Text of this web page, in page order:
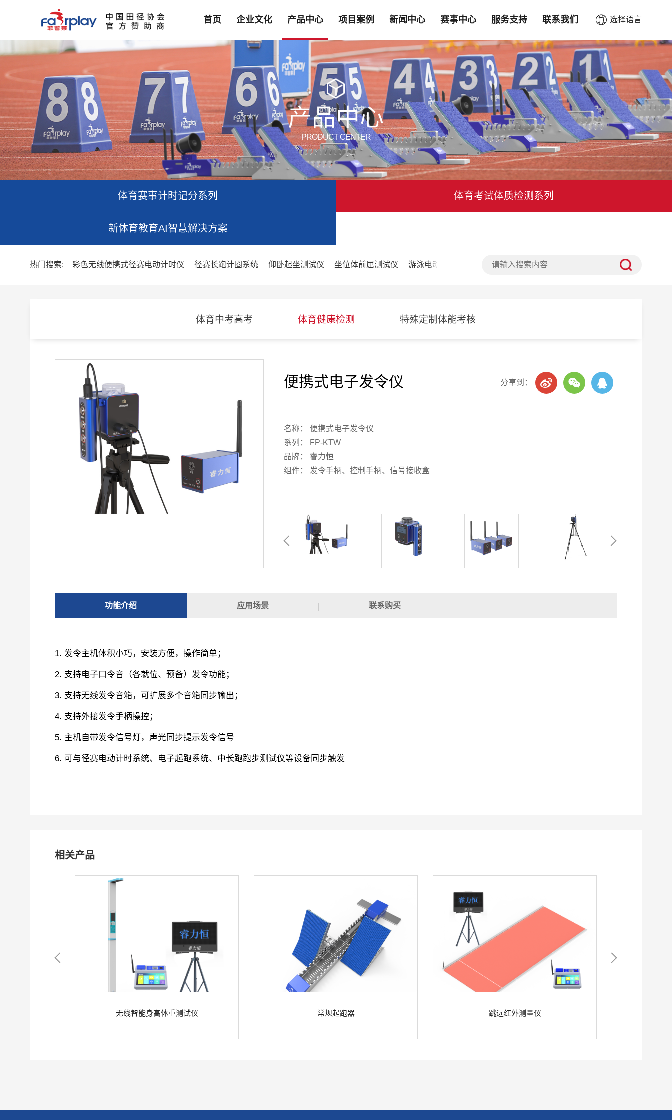
选择语言
CN
首页 企业文化 产品中心 项目案例 新闻中心 赛事中心 服务支持 联系我们
产品中心
PRODUCT CENTER
体育赛事计时记分系列 体育考试体质检测系列
新体育教育AI智慧解决方案
热门搜索: 彩色无线便携式径赛电动计时仪 径赛长跑计圈系统 仰卧起坐测试仪 坐位体前屈测试仪 游泳电动计时仪
体育中考高考 体育健康检测 特殊定制体能考核
便携式电子发令仪 分享到：
名称： 便携式电子发令仪
系列： FP-KTW
品牌： 睿力恒
组件： 发令手柄、控制手柄、信号接收盒
功能介绍 应用场景 联系购买
1. 发令主机体积小巧，安装方便，操作简单；
2. 支持电子口令音（各就位、预备）发令功能；
3. 支持无线发令音箱，可扩展多个音箱同步输出；
4. 支持外接发令手柄操控；
5. 主机自带发令信号灯，声光同步提示发令信号
6. 可与径赛电动计时系统、电子起跑系统、中长跑跑步测试仪等设备同步触发
相关产品
无线智能身高体重测试仪 常规起跑器 跳远红外测量仪